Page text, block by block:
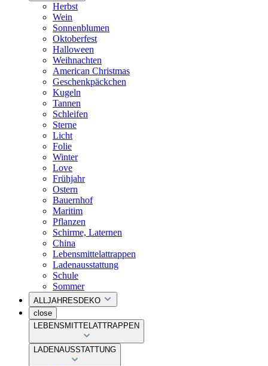
Herbst
Wein
Sonnenblumen
Oktoberfest
Halloween
Weihnachten
American Christmas
Geschenkpäckchen
Kugeln
Tannen
Schleifen
Sterne
Licht
Folie
Winter
Love
Frühjahr
Ostern
Bauernhof
Maritim
Pflanzen
Schirme, Laternen
China
Lebensmittelattrappen
Ladenausstattung
Schule
Sommer
ALLJAHRESDEKO
close
LEBENSMITTELATTRAPPEN
LADENAUSSTATTUNG